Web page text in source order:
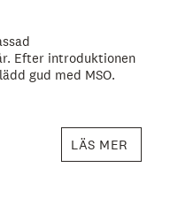
Efter introduktionen
gud med MSO.
LÄS MER